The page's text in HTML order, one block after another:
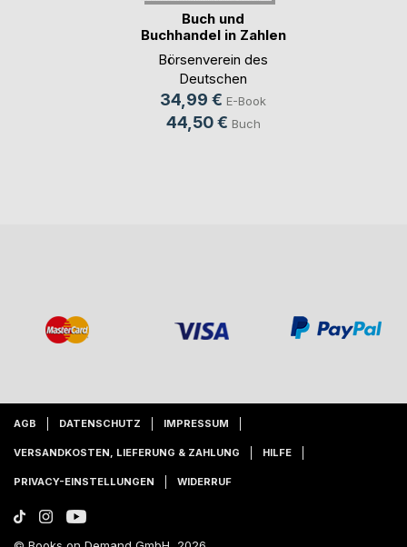
Buch und
Buchhandel in Zahlen
2026
Börsenverein des
Deutschen
Buchhandels e.V.
Frankfurt am Main
34,99 € E-Book
44,50 € Buch
AGB DATENSCHUTZ IMPRESSUM
VERSANDKOSTEN, LIEFERUNG & ZAHLUNG HILFE
PRIVACY-EINSTELLUNGEN WIDERRUF